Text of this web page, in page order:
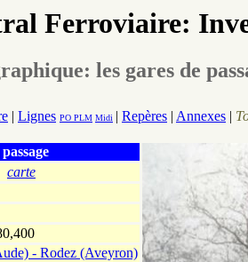
Ferroviaire:
les gares de
| Lignes PO PLM Midi | Repères | Annexes |
carte
- Rodez (Aveyron)